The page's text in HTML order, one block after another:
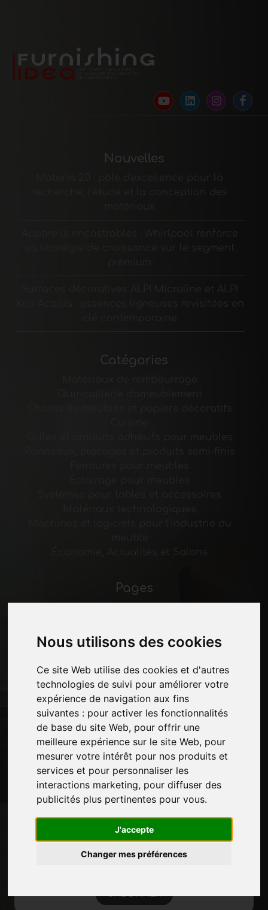
Nous utilisons des cookies
Ce site Web utilise des cookies et d'autres
technologies de suivi pour améliorer votre
expérience de navigation aux fins
suivantes : pour activer les fonctionnalités
de base du site Web, pour offrir une
meilleure expérience sur le site Web, pour
mesurer votre intérêt pour nos produits et
services et pour personnaliser les
interactions marketing, pour diffuser des
publicités plus pertinentes pour vous.
J'accepte
Changer mes préférences
Nouvelles
Catégories
Pages
Contacts
Des-expositions
Journal
Présentez-vous
Politique de confidentialité
Plan du site
Restez à jour
Ne manquez pas les dernières nouvelles du
secteur, les nouvelles des entreprises, les
nouvelles des produits, les technologies
innovantes et les salons professionnels.
Inscrivez-vous à la newsletter!
S'ABONNER